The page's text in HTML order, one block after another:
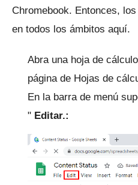
Chromebook. Entonces,
en todos los ámbitos aquí.
Abra una hoja de
página de Hojas de
En la barra de menú
" Editar.: